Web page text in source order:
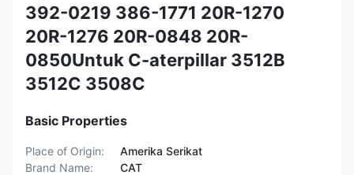
392-0219 386-1771 20R-1270
20R-1276 20R-0848 20R-
0850Untuk C-aterpillar 3512B
3512C 3508C
Basic Properties
Place of Origin:
Amerika Serikat
Brand Name:
CAT